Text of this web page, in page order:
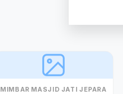
MIMBAR MASJID JATI JEPARA